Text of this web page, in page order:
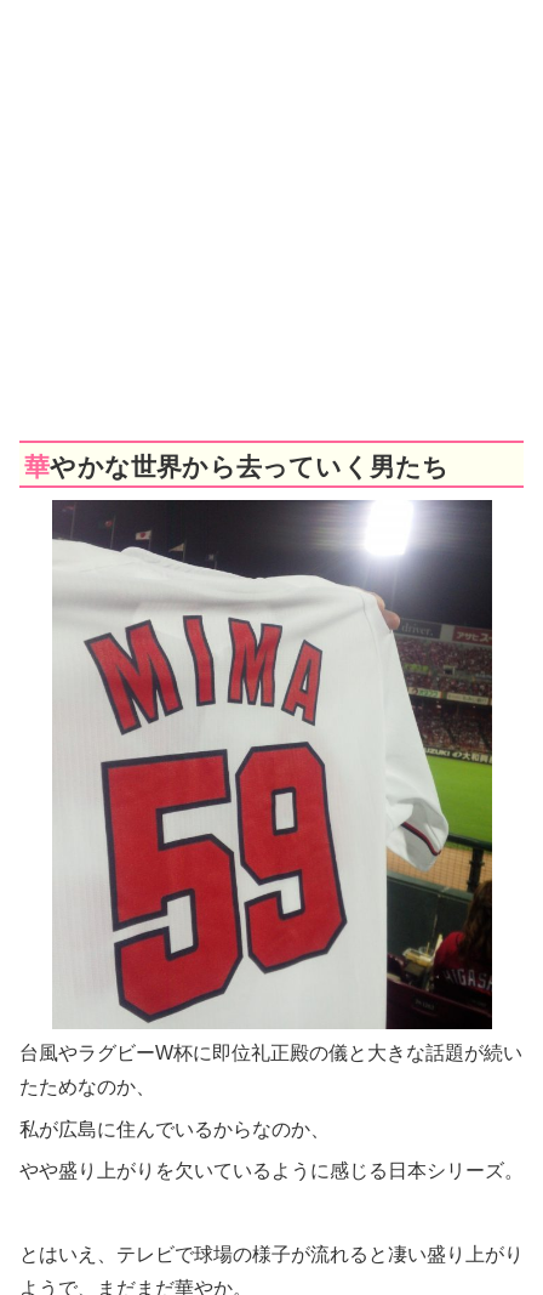
華やかな世界から去っていく男たち
台風やラグビーW杯に即位礼正殿の儀と大きな話題が続い
たためなのか、
私が広島に住んでいるからなのか、
やや盛り上がりを欠いているように感じる日本シリーズ。
とはいえ、テレビで球場の様子が流れると凄い盛り上がり
ようで、まだまだ華やか。